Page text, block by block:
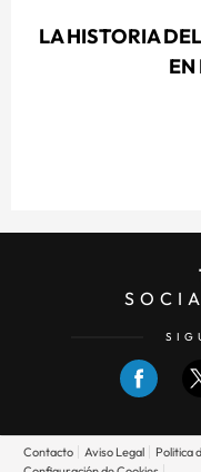
LA HISTORIA
Contacto Aviso Legal Politica